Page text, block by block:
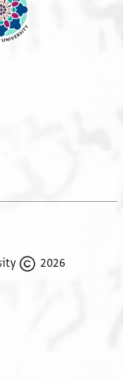
2026 The Trustees of Princeton University